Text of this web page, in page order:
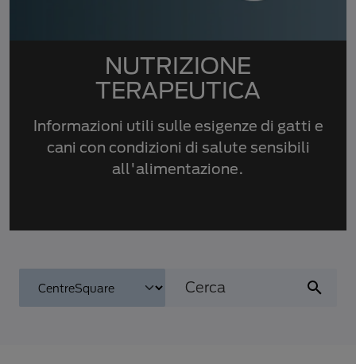
NUTRIZIONE
TERAPEUTICA
Informazioni utili sulle esigenze di gatti e
cani con condizioni di salute sensibili
all'alimentazione.